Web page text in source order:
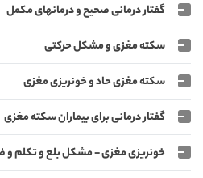
گفتار درمانی صحیح و درمانهای مکمل
سکته مغزی و مشکل حرکتی
سکته مغزی حاد و خونریزی مغزی
گفتار درمانی برای بیماران سکته مغزی
خونریزی مغزی - مشکل بلع و تکلم